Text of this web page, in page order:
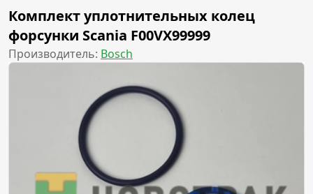
Комплект уплотнительных колец
форсунки Scania F00VX99999
Производитель: Bosch